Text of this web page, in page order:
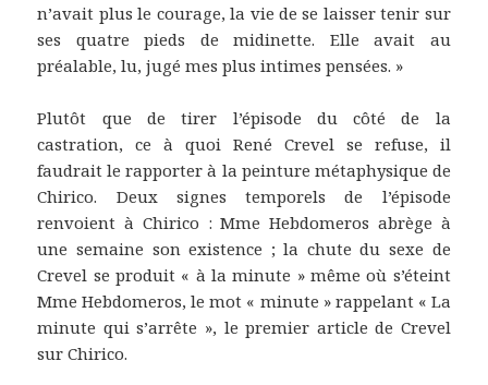
n’avait plus le courage, la vie de se laisser tenir sur
ses quatre pieds de midinette. Elle avait au
préalable, lu, jugé mes plus intimes pensées. »
Plutôt que de tirer l’épisode du côté de la
castration, ce à quoi René Crevel se refuse, il
faudrait le rapporter à la peinture métaphysique de
Chirico. Deux signes temporels de l’épisode
renvoient à Chirico : Mme Hebdomeros abrège à
une semaine son existence ; la chute du sexe de
Crevel se produit « à la minute » même où s’éteint
Mme Hebdomeros, le mot « minute » rappelant « La
minute qui s’arrête », le premier article de Crevel
sur Chirico.